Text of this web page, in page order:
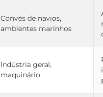
Convés de navios,
ambientes marinhos
Indústria geral,
maquinário